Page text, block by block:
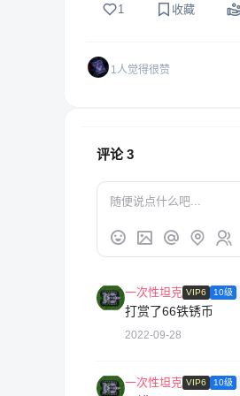
1 收藏
1人觉得很赞
评论3
一次性坦克 VIP6 10级
打赏了66铁锈币
2022-09-28
一次性坦克 VIP6 10级